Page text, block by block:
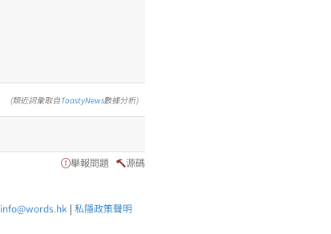
(類近詞彙取自ToastyNews數據分析)
舉報問題 源碼
info@words.hk | 私隱政策聲明